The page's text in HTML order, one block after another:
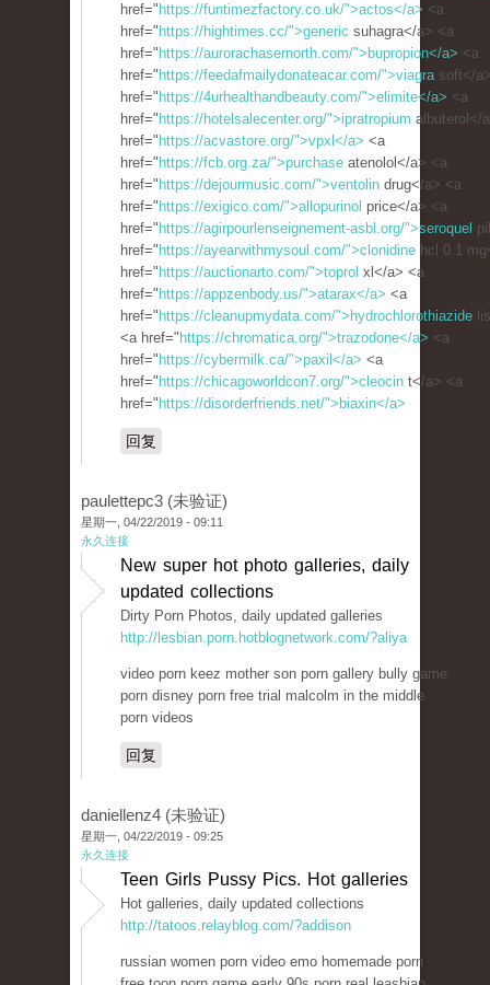
href=" https://funtimezfactory.co.uk/">actos</a> <a
href=" https://hightimes.cc/">generic suhagra</a> <a
href=" https://aurorachasernorth.com/">bupropion</a> <a
href=" https://feedafmailydonateacar.com/">viagrasoft</
href=" https://4urhealthandbeauty.com/">elimite</a> <a
href=" https://hotelsalecenter.org/">ipratropium albuterol</
href=" https://acvastore.org/">vpxl</a> <a
href=" https://fcb.org.za/">purchase atenolol</a> <a
href=" https://dejourmusic.com/">ventolin drug</a> <a
href=" https://exigico.com/">allopurinol price</a> <a
href=" https://agirpourlenseignement-asbl.org/">seroquel
href=" https://ayearwithmysoul.com/">clonidine hcl 0.1
href=" https://auctionarto.com/">toprol xl</a> <a
href=" https://appzenbody.us/">atarax</a> <a
href=" https://cleanupmydata.com/">hydrochlorothiazide
<a href=" https://chromatica.org/">trazodone</a> <a
href=" https://cybermilk.ca/">paxil</a> <a
href=" https://chicagoworldcon7.org/">cleocin t</a> <a
href=" https://disorderfriends.net/">biaxin</a>
回复
paulettepc3 (未验证)
星期一, 04/22/2019 - 09:11
永久连接
New super hot photo galleries, daily
updated collections
Dirty Porn Photos, daily updated galleries
http://lesbian.porn.hotblognetwork.com/?aliya
video porn keez mother son porn gallery bully game
porn disney porn free trial malcolm in the middle
porn videos
回复
daniellenz4 (未验证)
星期一, 04/22/2019 - 09:25
永久连接
Teen Girls Pussy Pics. Hot galleries
Hot galleries, daily updated collections
http://tatoos.relayblog.com/?addison
russian women porn video emo homemade porn